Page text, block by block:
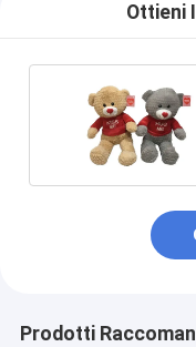
Ottieni
Prodotti